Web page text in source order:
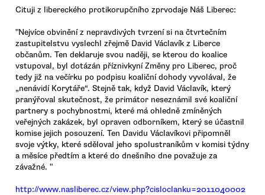
Cituji z libereckého protikorupčního zprvodaje Náš Liberec:
"Nejvíce obvinění z nepravdivých tvrzení si na čtvrtečním
zastupitelstvu vyslechl zřejmě David Václavík z Liberce
občanům. Ten deklaruje svou naději, se kterou do koalice
vstupoval, byl dotázán příznivkyní Změny pro Liberec, proč
tedy již na večírku po podpisu koaliční dohody vyvolával, že
„nenávidí Korytáře“. Stejně tak, když David Václavík, který
pranýřoval skutečnost, že primátor neseznámil své koaliční
partnery s pochybnostmi, které má ohledně zmíněných
veřejných zakázek, byl opraven odborníkem, který se účastnil
komise jejich posouzení. Ten Davidu Václavíkovi připomněl
svoje výtky, které sděloval jeho spolustraníkům v komisi týdny
a měsíce předtím a které do dnešního dne považuje za
závažné. "
http://www.nasliberec.cz/view.php?cisloclanku=2011040002